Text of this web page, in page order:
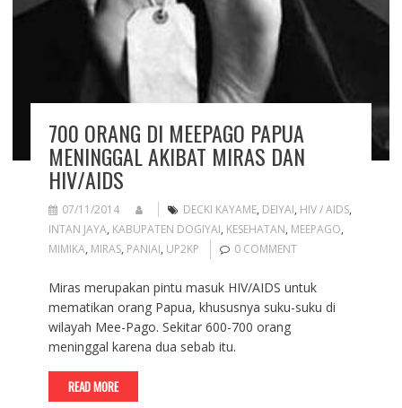
700 ORANG DI MEEPAGO PAPUA
MENINGGAL AKIBAT MIRAS DAN
HIV/AIDS
07/11/2014 DECKI KAYAME, DEIYAI, HIV / AIDS,
INTAN JAYA, KABUPATEN DOGIYAI, KESEHATAN, MEEPAGO,
MIMIKA, MIRAS, PANIAI, UP2KP 0 COMMENT
Miras merupakan pintu masuk HIV/AIDS untuk
mematikan orang Papua, khususnya suku-suku di
wilayah Mee-Pago. Sekitar 600-700 orang
meninggal karena dua sebab itu.
READ MORE